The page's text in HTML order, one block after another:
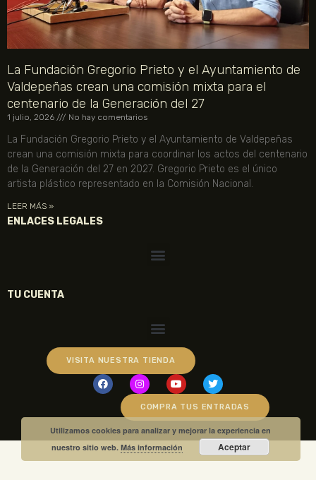
La Fundación Gregorio Prieto y el Ayuntamiento de
Valdepeñas crean una comisión mixta para el
centenario de la Generación del 27
1 julio, 2026 No hay comentarios
La Fundación Gregorio Prieto y el Ayuntamiento de Valdepeñas
crean una comisión mixta para coordinar los actos del centenario
de la Generación del 27 en 2027. Gregorio Prieto es el único
artista plástico representado en la Comisión Nacional.
LEER MÁS »
ENLACES LEGALES
TU CUENTA
VISITA NUESTRA TIENDA
COMPRA TUS ENTRADAS
Utilizamos cookies para analizar y mejorar la experiencia en
nuestro sitio web.Más información Aceptar